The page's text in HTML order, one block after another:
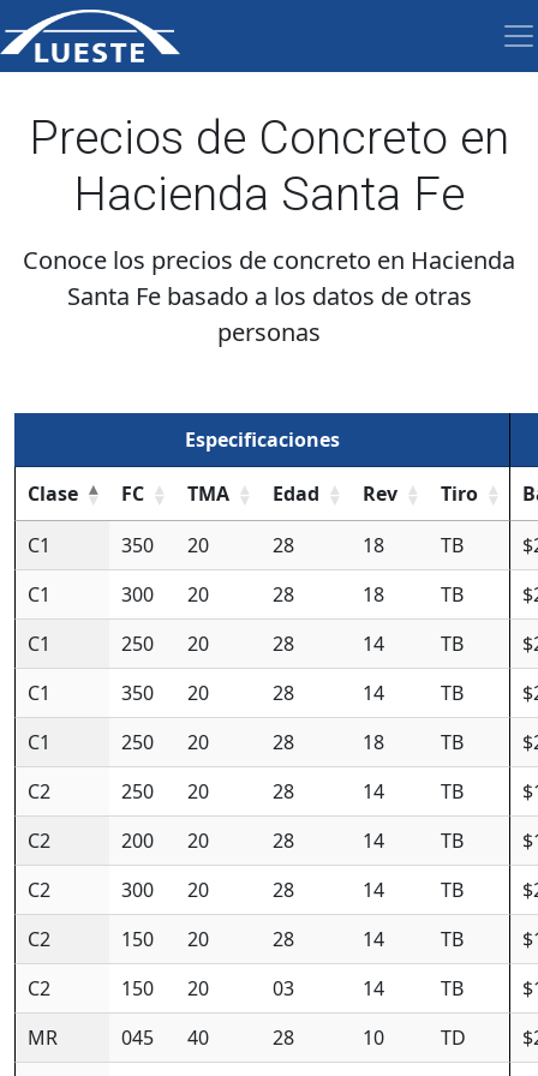
Precios de Concreto en
Hacienda Santa Fe
Conoce los precios de concreto en Hacienda
Santa Fe basado a los datos de otras
personas
Especificaciones
Clase FC TMA Edad Rev Tiro
C1
350 20 28 18 TB
C1
300 20 28 18 TB
C1
250 20 28 14 TB
C1
350 20 28 14 TB
C1
250 20 28 18 TB
C2
250 20 28 14 TB
C2
200 20 28 14 TB
C2
300 20 28 14 TB
C2
150 20 28 14 TB
C2
150 20 03 14 TB
MR
045 40 28 10 TD